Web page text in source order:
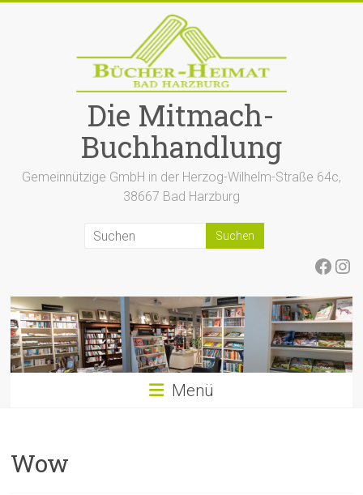
Die Mitmach-
Buchhandlung
Gemeinnützige GmbH in der Herzog-Wilhelm-Straße 64c,
38667 Bad Harzburg
Menü
Wow